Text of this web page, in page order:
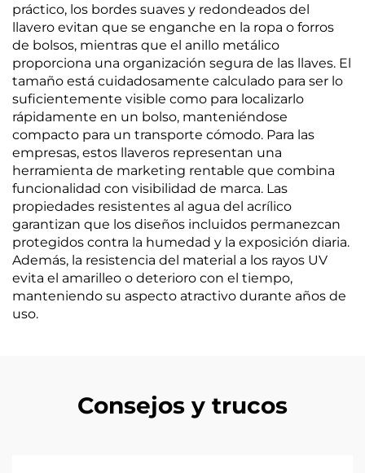
práctico, los bordes suaves y redondeados del
llavero evitan que se enganche en la ropa o forros
de bolsos, mientras que el anillo metálico
proporciona una organización segura de las llaves. El
tamaño está cuidadosamente calculado para ser lo
suficientemente visible como para localizarlo
rápidamente en un bolso, manteniéndose
compacto para un transporte cómodo. Para las
empresas, estos llaveros representan una
herramienta de marketing rentable que combina
funcionalidad con visibilidad de marca. Las
propiedades resistentes al agua del acrílico
garantizan que los diseños incluidos permanezcan
protegidos contra la humedad y la exposición diaria.
Además, la resistencia del material a los rayos UV
evita el amarilleo o deterioro con el tiempo,
manteniendo su aspecto atractivo durante años de
uso.
Consejos y trucos